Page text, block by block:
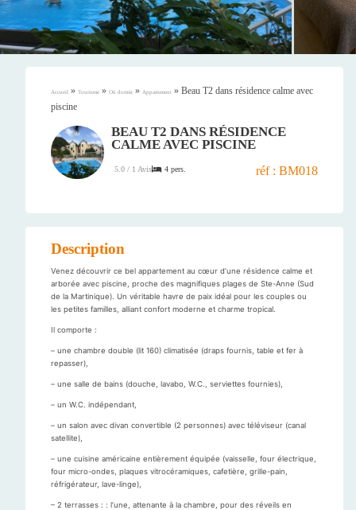
Accueil » Tourisme » Où dormir » Appartement » Beau T2 dans résidence calme avec
piscine
BEAU T2 DANS RÉSIDENCE
CALME AVEC PISCINE
5.0 / 1 Avis 4 pers. réf : BM018
Description
Venez découvrir ce bel appartement au cœur d’une résidence calme et
arborée avec piscine, proche des magnifiques plages de Ste-Anne (Sud
de la Martinique). Un véritable havre de paix idéal pour les couples ou
les petites familles, alliant confort moderne et charme tropical.
Il comporte :
– une chambre double (lit 160) climatisée (draps fournis, table et fer à
repasser),
– une salle de bains (douche, lavabo, W.C., serviettes fournies),
– un W.C. indépendant,
– un salon avec divan convertible (2 personnes) avec téléviseur (canal
satellite),
– une cuisine américaine entièrement équipée (vaisselle, four électrique,
four micro-ondes, plaques vitrocéramiques, cafetière, grille-pain,
réfrigérateur, lave-linge),
– 2 terrasses : : l’une, attenante à la chambre, pour des réveils en